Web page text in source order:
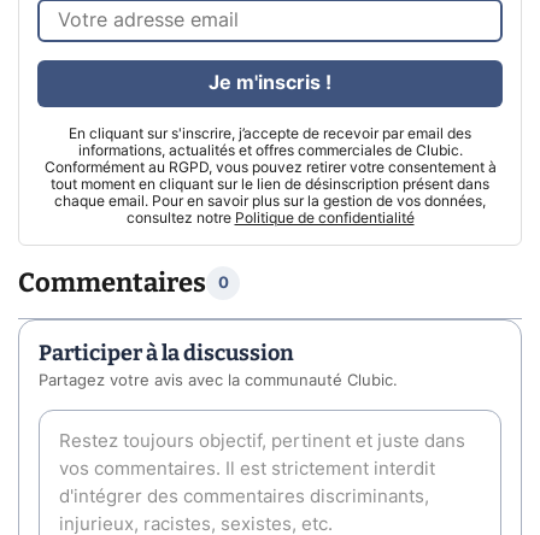
En cliquant sur s'inscrire, j’accepte de recevoir par email des
informations, actualités et offres commerciales de Clubic.
Conformément au RGPD, vous pouvez retirer votre consentement à
tout moment en cliquant sur le lien de désinscription présent dans
chaque email. Pour en savoir plus sur la gestion de vos données,
consultez notre Politique de confidentialité
Je m'inscris !
Commentaires 0
Participer à la discussion
Partagez votre avis avec la communauté Clubic.